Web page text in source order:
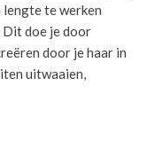
lengte te werken
doe je door
door je haar in
uitwaaien,